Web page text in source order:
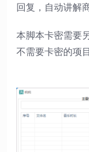
回复，自动讲解
本脚本卡密需要
不需要卡密的项目